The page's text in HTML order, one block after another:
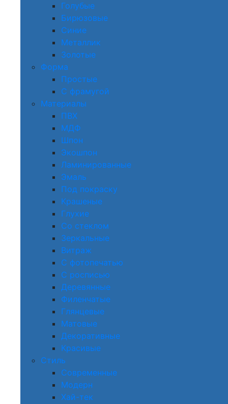
Голубые
Бирюзовые
Синие
Металлик
Золотые
Форма
Простые
С фрамугой
Материалы
ПВХ
МДФ
Шпон
Экошпон
Ламинированные
Эмаль
Под покраску
Крашеные
Глухие
Со стеклом
Зеркальные
Витраж
С фотопечатью
С росписью
Деревянные
Филенчатые
Глянцевые
Матовые
Декоративные
Красивые
Стиль
Современные
Модерн
Хай-тек